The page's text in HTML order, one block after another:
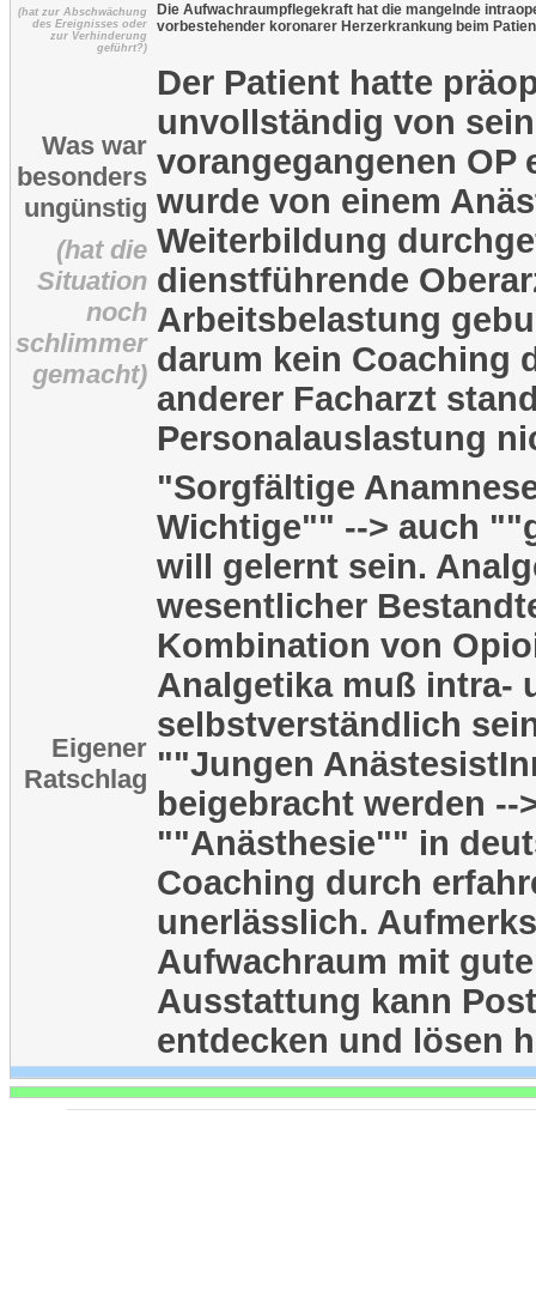
(hat zur Abschwächung
des Ereignisses oder
zur Verhinderung
geführt?)
Die Aufwachraumpflegekraft hat die mangelnde
vorbestehender koronarer Herzerkrankung beim
Was war
besonders
ungünstig
(hat die
Situation
noch
schlimmer
gemacht)
Der Patient hatte
unvollständig von
vorangegangenen OP
wurde von einem
Weiterbildung
dienstführende
Arbeitsbelastung
darum kein Coaching
anderer Facharzt
Personalauslastung
Eigener
Ratschlag
"Sorgfältige
Wichtige"" --> auch
will gelernt sein.
wesentlicher
Kombination von
Analgetika muß intra-
selbstverständlich
""Jungen
beigebracht werden --
""Anästhesie"" in
Coaching durch
unerlässlich.
Aufwachraum mit
Ausstattung kann
entdecken und lösen